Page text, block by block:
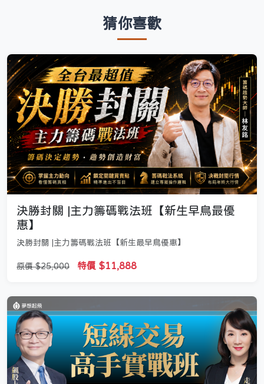
猜你喜歡
決勝封關 |主力籌碼戰法班【新生早鳥最優
惠】
決勝封關 |主力籌碼戰法班【新生最早鳥優惠】
原價 $25,000 特價 $11,888